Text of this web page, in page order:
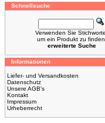
Schnellsuche
Verwenden Sie Stichworte,
um ein Produkt zu finden.
erweiterte Suche
Informationen
Liefer- und Versandkosten
Datenschutz
Unsere AGB's
Kontakt
Impressum
Urheberrecht